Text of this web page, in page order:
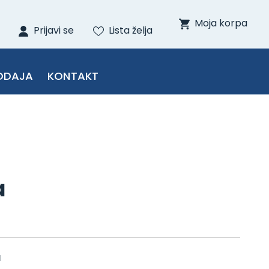
Prijavi se Lista želja
Moja korpa
KONTAKT